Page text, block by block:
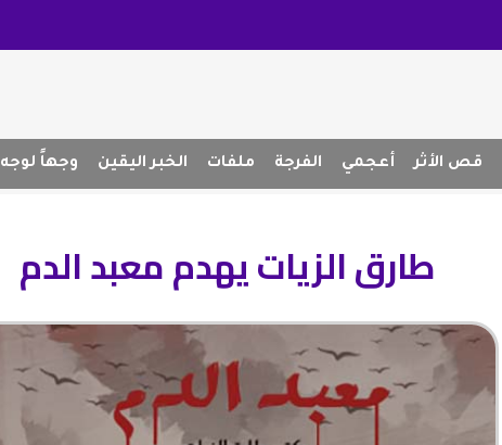
قص الأثر أعجمي الفرجة ملفات الخبر اليقين وجهاً لوجه
طارق الزيات يهدم معبد الدم